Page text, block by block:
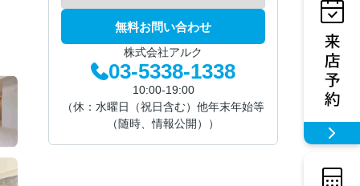
無料お問い合わせ
株式会社アルク
03-5338-1338
10:00-19:00
（休：水曜日（祝日含む）他年末年始等
（随時、情報公開））